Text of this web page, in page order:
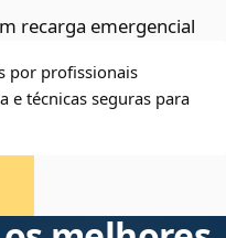
recarga emergencial
por profissionais
e técnicas seguras para